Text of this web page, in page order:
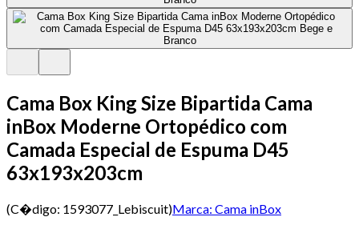
Cama Box King Size Bipartida Cama
inBox Moderne Ortopédico com
Camada Especial de Espuma D45
63x193x203cm
(C�digo: 1593077_Lebiscuit)Marca: Cama inBox